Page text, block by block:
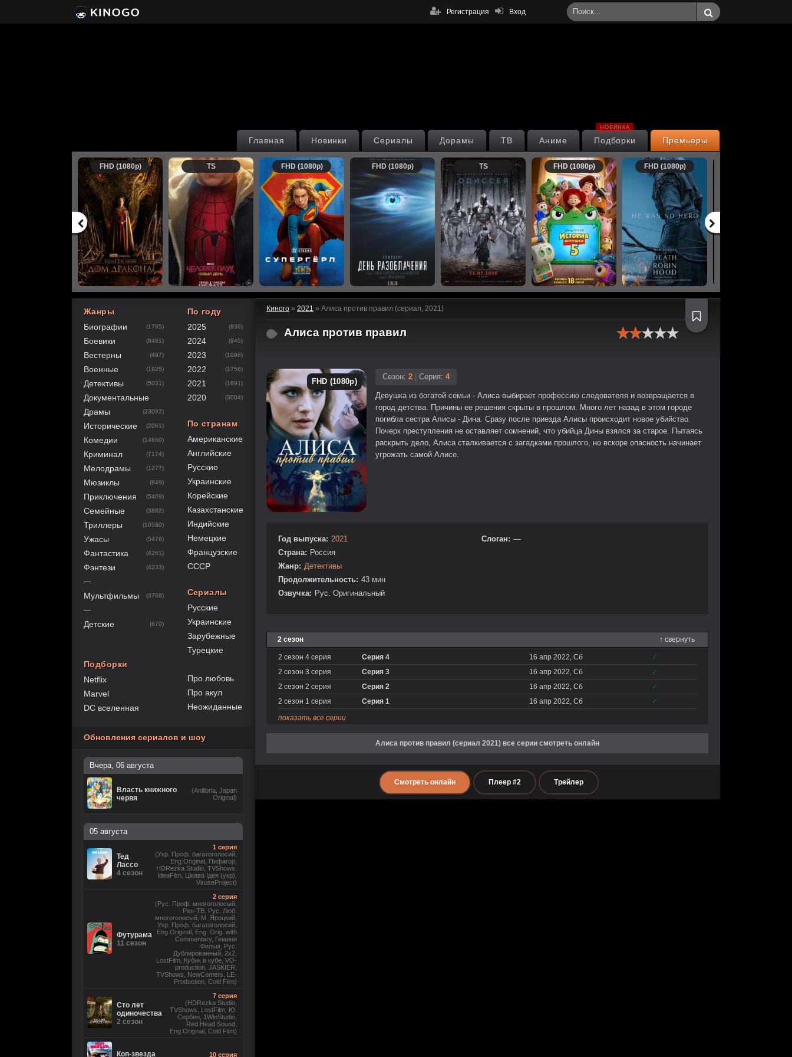
Вход
Регистрация
Премьеры
Подборки
НОВИНКА
Аниме
ТВ
Дорамы
Сериалы
Новинки
Главная
FHD (1080p) TS FHD (1080p) FHD (1080p) TS FHD (1080p) FHD (1080p)
Киного » 2021 » Алиса против правил (сериал, 2021)
Алиса против правил
40
1 2 3 4
FHD (1080p)
Сезон: 2 Серия: 4
Девушка из богатой семьи - Алиса выбирает профессию следователя и возвращается в
город детства. Причины ее решения скрыты в прошлом. Много лет назад в этом городе
погибла сестра Алисы - Дина. Сразу после приезда Алисы происходит новое убийство.
Почерк преступления не оставляет сомнений, что убийца Дины взялся за старое. Пытаясь
раскрыть дело, Алиса сталкивается с загадками прошлого, но вскоре опасность начинает
угрожать самой Алисе.
Год выпуска: 2021
Страна: Россия
Жанр: Детективы
Продолжительность: 43 мин
Озвучка: Рус. Оригинальный
Слоган: —
2 сезон ↑ свернуть
2 сезон 4 серия Серия 4 16 апр 2022, Сб
✓
2 сезон 3 серия
Серия 3 16 апр 2022, Сб
✓
2 сезон 2 серия
Серия 2 16 апр 2022, Сб
✓
2 сезон 1 серия
Серия 1 16 апр 2022, Сб
✓
показать все серии
Алиса против правил (сериал 2021) все серии смотреть онлайн
Смотреть онлайн Плеер #2 Трейлер
Жанры
Биографии
(1795)
Боевики (8481)
Вестерны (497)
Военные (1925)
Детективы (5031)
Документальные
Драмы
(23092)
Исторические (2061)
Комедии (14660)
Криминал (7174)
Мелодрамы (1277)
Мюзиклы (849)
Приключения (5409)
Семейные (3882)
Триллеры (10590)
Ужасы (5476)
Фантастика (4261)
Фэнтези (4233)
—
Мультфильмы (3768)
—
Детские (670)
Подборки
Netflix
Marvel
DC вселенная
По году
2025
(836)
2024 (945)
2023 (1096)
2022 (1756)
2021 (1891)
2020 (3004)
По странам
Американские
Английские
Русские
Украинские
Корейские
Казахстанские
Индийские
Немецкие
Французские
СССР
Сериалы
Русские
Украинские
Зарубежные
Турецкие
Про любовь
Про акул
Неожиданные
Обновления сериалов и шоу
Вчера, 06 августа
Власть книжного
червя
(Anilibria, Japan
Original)
05 августа
Тед
Лассо
4 сезон
1 серия
(Укр. Проф. багатоголосий,
Eng.Original, Пифагор,
HDRezka Studio, TVShows,
IdeaFilm, Цікава Ідея (укр),
ViruseProject)
Футурама
11 сезон
2 серия
(Рус. Проф. многоголосый,
Рен-ТВ, Рус. Люб.
многоголосый, М. Яроцкий,
Укр. Проф. багатоголосий,
Eng.Original, Eng. Orig. with
Commentary, Гемини
Фильм, Рус.
Дублированный, 2x2,
LostFilm, Кубик в кубе, VO-
production, JASKIER,
TVShows, NewComers, LE-
Production, Cold Film)
Сто лет
одиночества
2 сезон
7 серия
(HDRezka Studio,
TVShows, LostFilm, Ю.
Сербин, 1WinStudio,
Red Head Sound,
Eng.Original, Cold Film)
Коп-звезда
10 серия